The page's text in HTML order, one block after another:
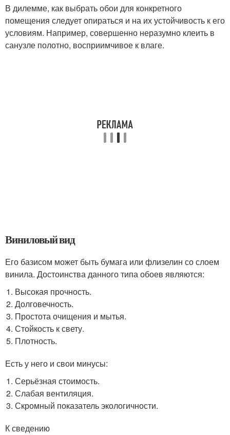
В дилемме, как выбрать обои для конкретного
помещения следует опираться и на их устойчивость к его
условиям. Например, совершенно неразумно клеить в
санузле полотно, восприимчивое к влаге.
Виниловый вид
Его базисом может быть бумага или флизелин со слоем
винила. Достоинства данного типа обоев являются:
Высокая прочность.
Долговечность.
Простота очищения и мытья.
Стойкость к свету.
Плотность.
Есть у него и свои минусы:
Серьёзная стоимость.
Слабая вентиляция.
Скромный показатель экологичности.
К сведению